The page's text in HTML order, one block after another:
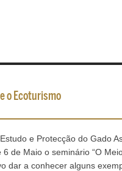
o Ecoturismo
e Protecção do Gado
de Maio o seminário “O
dar a conhecer alguns